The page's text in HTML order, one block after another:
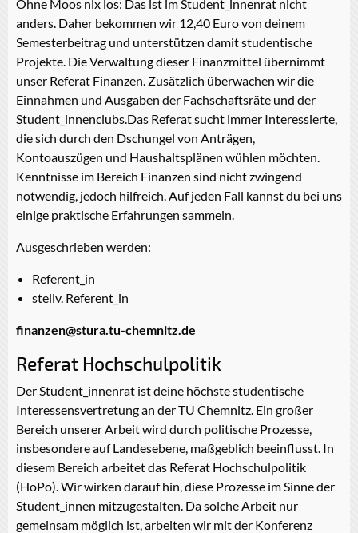
Ohne Moos nix los: Das ist im Student_innenrat nicht
anders. Daher bekommen wir 12,40 Euro von deinem
Semesterbeitrag und unterstützen damit studentische
Projekte. Die Verwaltung dieser Finanzmittel übernimmt
unser Referat Finanzen. Zusätzlich überwachen wir die
Einnahmen und Ausgaben der Fachschaftsräte und der
Student_innenclubs.Das Referat sucht immer Interessierte,
die sich durch den Dschungel von Anträgen,
Kontoauszügen und Haushaltsplänen wühlen möchten.
Kenntnisse im Bereich Finanzen sind nicht zwingend
notwendig, jedoch hilfreich. Auf jeden Fall kannst du bei uns
einige praktische Erfahrungen sammeln.
Ausgeschrieben werden:
Referent_in
stellv. Referent_in
finanzen@stura.tu-chemnitz.de
Referat Hochschulpolitik
Der Student_innenrat ist deine höchste studentische
Interessensvertretung an der TU Chemnitz. Ein großer
Bereich unserer Arbeit wird durch politische Prozesse,
insbesondere auf Landesebene, maßgeblich beeinflusst. In
diesem Bereich arbeitet das Referat Hochschulpolitik
(HoPo). Wir wirken darauf hin, diese Prozesse im Sinne der
Student_innen mitzugestalten. Da solche Arbeit nur
gemeinsam möglich ist, arbeiten wir mit der Konferenz